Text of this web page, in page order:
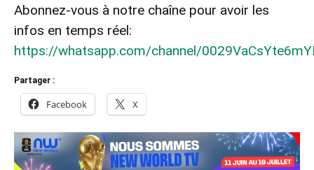
Abonnez-vous à notre chaîne pour avoir les
infos en temps réel:
https://whatsapp.com/channel/
Partager :
Facebook X